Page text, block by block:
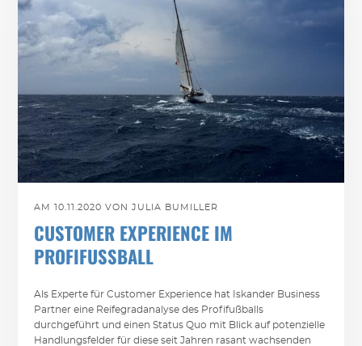
AM 10.11.2020 VON JULIA BUMILLER
CUSTOMER EXPERIENCE IM
PROFIFUSSBALL
Als Experte für Customer Experience hat Iskander Business
Partner eine Reifegradanalyse des Profifußballs
durchgeführt und einen Status Quo mit Blick auf potenzielle
Handlungsfelder für diese seit Jahren rasant wachsenden